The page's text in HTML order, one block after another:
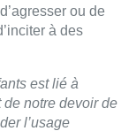
ou de
à des
est lié à
de notre devoir de
l’usage